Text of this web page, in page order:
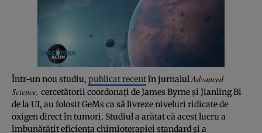
Într-un nou studiu, publicat recentîn jurnalulAdvanced
Science, cercetătorii coordonați de James Byrne și Jianling Bi
de la UI, au folosit GeMs ca să livreze niveluri ridicate de
oxigen direct în tumori. Studiul a arătat că acest lucru a
îmbunătățit eficiența chimioterapiei standard și a